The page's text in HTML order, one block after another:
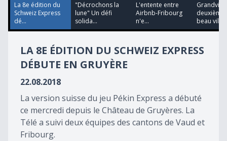
46
seconds
La 8e édition du
Schweiz Express
dé...
"Décrochons la
lune" Un défi
solida...
L'entente entre
Airbnb-Fribourg
n'e...
deuxième
beau vil...
LA 8E ÉDITION DU SCHWEIZ EXPRESS
DÉBUTE EN GRUYÈRE
22.08.2018
La version suisse du jeu Pékin Express a débuté
ce mercredi depuis le Château de Gruyères. La
Télé a suivi deux équipes des cantons de Vaud et
Fribourg.